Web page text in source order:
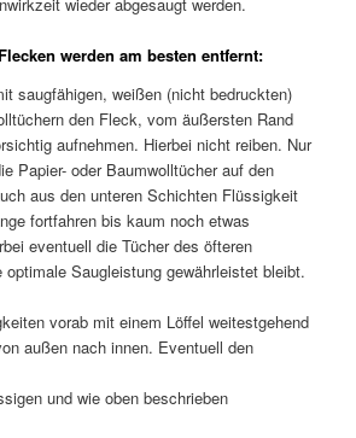
werden am besten entfernt:
saugfähigen, weißen (nicht bedruckten)
den Fleck, vom äußersten Rand
aufnehmen. Hierbei nicht reiben. Nur
Papier- oder Baumwolltücher auf den
aus den unteren Schichten Flüssigkeit
fortfahren bis kaum noch etwas
eventuell die Tücher des öfteren
Saugleistung gewährleistet bleibt.
vorab mit einem Löffel weitestgehend
außen nach innen. Eventuell den
und wie oben beschrieben